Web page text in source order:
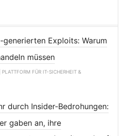
generierten Exploits: Warum
müssen
FÜR IT-SICHERHEIT &
durch Insider-Bedrohungen:
gaben an, ihre